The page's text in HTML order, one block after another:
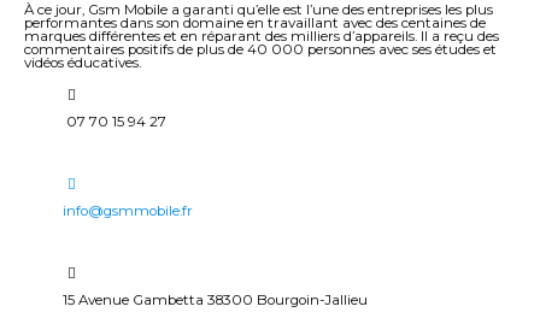
À ce jour, Gsm Mobile a garanti qu’elle est l’une des entreprises les plus
performantes dans son domaine en travaillant avec des centaines de
marques différentes et en réparant des milliers d’appareils. Il a reçu des
commentaires positifs de plus de 40 000 personnes avec ses études et
vidéos éducatives.
07 70 15 94 27
info@gsmmobile.fr
15 Avenue Gambetta 38300 Bourgoin-Jallieu